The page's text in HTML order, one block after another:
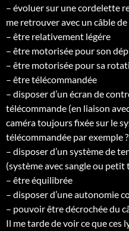
– évoluer sur une cordelette
me retrouver avec un câble
– être relativement légére
– être motorisée pour son
– être motorisée pour sa
– être télécommandée
– disposer d’un écran de
télécommande (en liaison
caméra toujours fixée sur le
télécommandée par exemple
– disposer d’un système de
(système avec sangle ou
– être équilibrée
– disposer d’une autonomie
– pouvoir être décrochée du
Il me tarde de voir ce que ces